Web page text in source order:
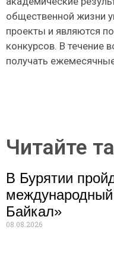
общественной жизни
проекты и являются
конкурсов. В течение
получать
Читайте
В Бурятии
Байкал»
08.08.2026